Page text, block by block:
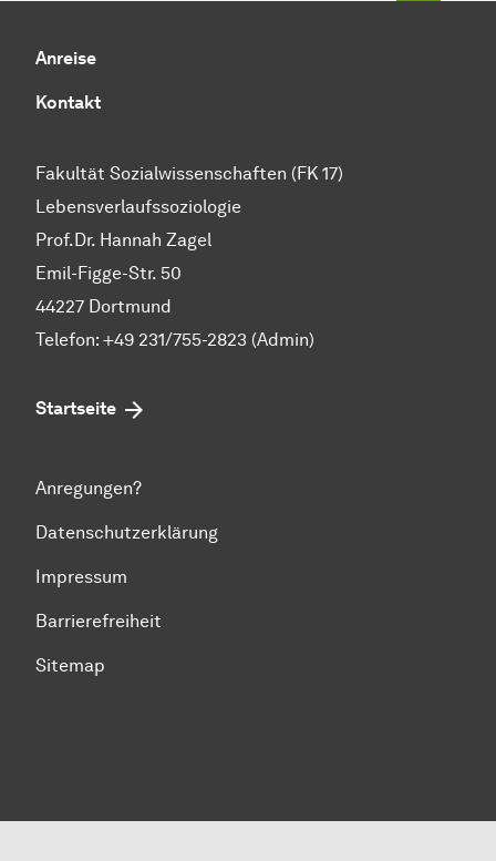
Anreise
Kontakt
Fakultät Sozialwissenschaften (FK 17)
Lebensverlaufssoziologie
Prof.Dr. Hannah Zagel
Emil-Figge-Str. 50
44227 Dortmund
Telefon: +49 231/755-2823 (Admin)
Startseite
Anregungen?
Datenschutzerklärung
Impressum
Barrierefreiheit
Sitemap